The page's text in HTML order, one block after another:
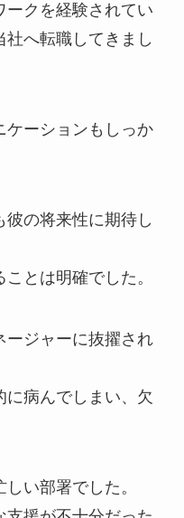
ークを経験されてい
へ転職してきまし
ケーションもしっか
の将来性に期待し
とは明確でした。
ージャーに抜擢され
に病んでしまい、欠
い部署でした。